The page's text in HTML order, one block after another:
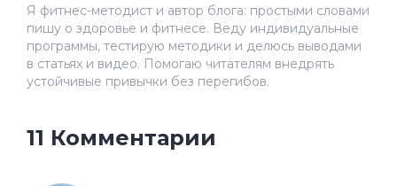
Я фитнес-методист и автор блога: простыми словами
пишу о здоровье и фитнесе. Веду индивидуальные
программы, тестирую методики и делюсь выводами
в статьях и видео. Помогаю читателям внедрять
устойчивые привычки без перегибов.
11 Комментарии